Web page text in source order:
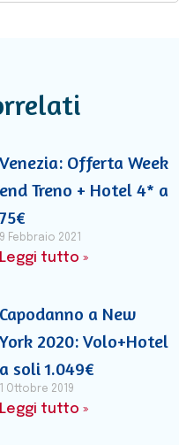
Venezia: Offerta Week
end Treno + Hotel 4* a
75€
9 Febbraio 2021
Leggi tutto »
Capodanno a New
York 2020: Volo+Hotel
a soli 1.049€
1 Ottobre 2019
Leggi tutto »